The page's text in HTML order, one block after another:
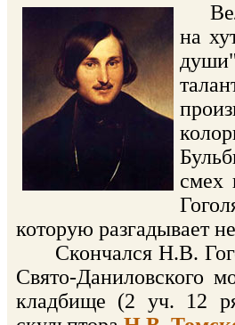
на
смех
которую разгадывает
Скончался Н.В.
Свято-Даниловского
кладбище (2 уч. 12